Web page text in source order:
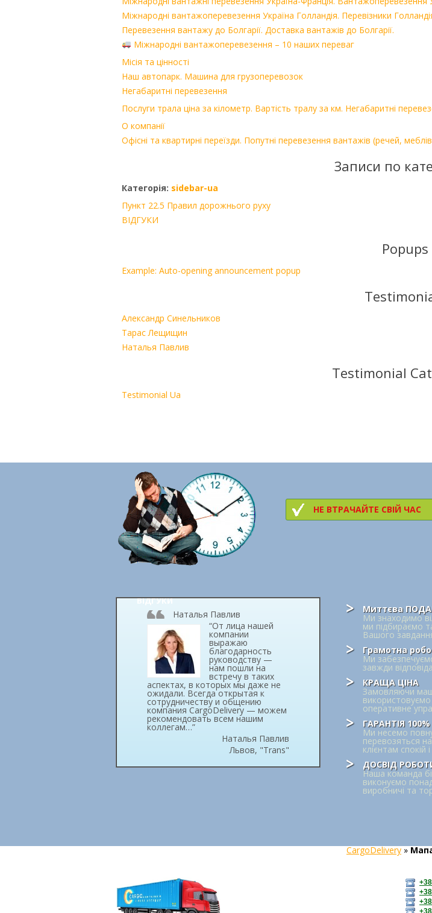
Міжнародні вантажоперевезення Україна Голландія. Перевізники
Перевезення вантажу до Болгарії. Доставка вантажів до Болгарії.
Міжнародні вантажоперевезення – 10 наших переваг
Місія та цінності
Наш автопарк. Машина для грузоперевозок
Негабаритні перевезення
Послуги трала ціна за кілометр. Вартість тралу за км. Негабаритні
О компанії
Офісні та квартирні переїзди. Попутні перевезення вантажів (речей,
Записи по
Категорія: sidebar-ua
Пункт 22.5 Правил дорожнього руху
ВІДГУКИ
Popups
Example: Auto-opening announcement popup
Александр Синельников
Тарас Лещищин
Наталья Павлив
Testimonial
Testimonial Ua
НЕ ВТРАЧАЙТЕ СВІЙ ЧАС
ВІДГУКИ
Наталья Павлив
“От лица нашей
компании
выражаю
благодарность
руководству —
нам пошли на
встречу в таких
аспектах, в которых мы даже не
ожидали. Всегда открытая к
сотрудничеству и общению
компания CargoDelivery — можем
рекомендовать всем нашим
коллегам…”
Наталья Павлив
Львов, "Trans"
Миттєва
Ми знаходимо
ми підбираємо
Вашого
Грамотна
Ми
завжди
КРАЩА ЦІНА
Замовляючи
оперативне
ГАРАНТІЯ 100%
Ми несемо
перевозяться
клієнтам спокій
ДОСВІД
Наша команда
виконуємо
виробничі та
CargoDelivery»